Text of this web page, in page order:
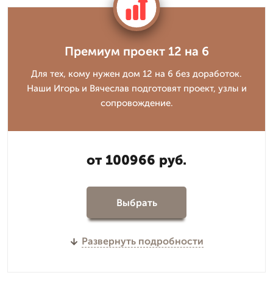
Премиум проект 12 на 6
Для тех, кому нужен дом 12 на 6 без доработок.
Наши Игорь и Вячеслав подготовят проект, узлы и
сопровождение.
от 100966 руб.
Выбрать
Развернуть подробности